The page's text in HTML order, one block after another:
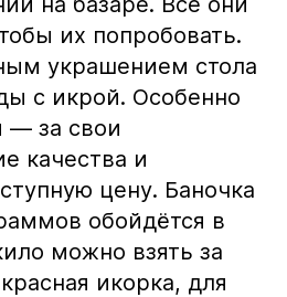
их попробовать.
украшением стола
с икрой. Особенно
— за свои
качества и
цену. Баночка
обойдётся в
можно взять за
икорка, для